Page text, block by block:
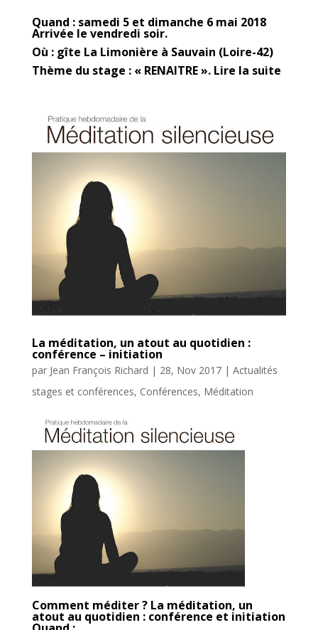
Quand : samedi 5 et dimanche 6 mai 2018
Arrivée le vendredi soir.
Où : gîte La Limonière à Sauvain (Loire-42)
Thème du stage : « RENAITRE ». Lire la suite
La méditation, un atout au quotidien :
conférence – initiation
par Jean François Richard | 28, Nov 2017| Actualités
stages et conférences, Conférences, Méditation
Comment méditer ? La méditation, un
atout au quotidien : conférence et initiation